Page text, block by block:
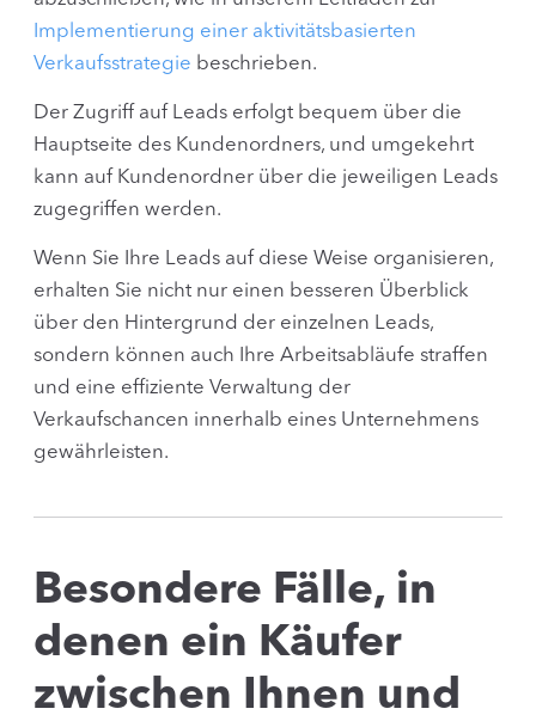
Implementierung einer aktivitätsbasierten
Verkaufsstrategie beschrieben.
Der Zugriff auf Leads erfolgt bequem über die
Hauptseite des Kundenordners, und umgekehrt
kann auf Kundenordner über die jeweiligen Leads
zugegriffen werden.
Wenn Sie Ihre Leads auf diese Weise organisieren,
erhalten Sie nicht nur einen besseren Überblick
über den Hintergrund der einzelnen Leads,
sondern können auch Ihre Arbeitsabläufe straffen
und eine effiziente Verwaltung der
Verkaufschancen innerhalb eines Unternehmens
gewährleisten.
Besondere Fälle, in
denen ein Käufer
zwischen Ihnen und